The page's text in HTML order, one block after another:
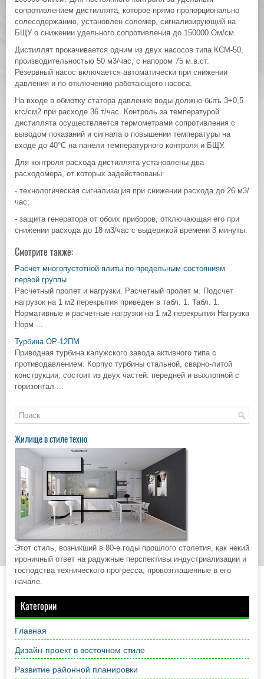
сопротивлением дистиллята, которое прямо пропорционально
солесодержанию, установлен солемер, сигнализирующий на
БЩУ о снижении удельного сопротивления до 150000 Ом/см.
Дистиллят прокачивается одним из двух насосов типа КСМ-50,
производительностью 50 м3/час, с напором 75 м.в.ст.
Резервный насос включается автоматически при снижении
давления и по отключению работающего насоса.
На входе в обмотку статора давление воды должно быть 3+0,5
кгс/см2 при расходе 36 т/час. Контроль за температурой
дистиллята осуществляется термометрами сопротивления с
выводом показаний и сигнала о повышении температуры на
входе до 40°С на панели температурного контроля и БЩУ.
Для контроля расхода дистиллята установлены два
расходомера, от которых задействованы:
- технологическая сигнализация при снижении расхода до 26 м3/
час;
- защита генератора от обоих приборов, отключающая его при
снижении расхода до 18 м3/час с выдержкой времени 3 минуты.
Смотрите также:
Расчет многопустотной плиты по предельным состояниям
первой группы
Расчетный пролет и нагрузки. Расчетный пролет м. Подсчет
нагрузок на 1 м2 перекрытия приведен в табл. 1. Табл. 1.
Нормативные и расчетные нагрузки на 1 м2 перекрытия Нагрузка
Норм ...
Турбина ОР‑12ПМ
Приводная турбина калужского завода активного типа с
противодавлением. Корпус турбины стальной, сварно-литой
конструкции, состоит из двух частей: передней и выхлопной с
горизонтал ...
Жилище в стиле техно
Этот стиль, возникший в 80-е годы прошлого столетия, как некий
ироничный ответ на радужные перспективы индустриализации и
господства технического прогресса, провозглашенные в его
начале.
Категории
Главная
Дизайн-проект в восточном стиле
Развитие районной планировки